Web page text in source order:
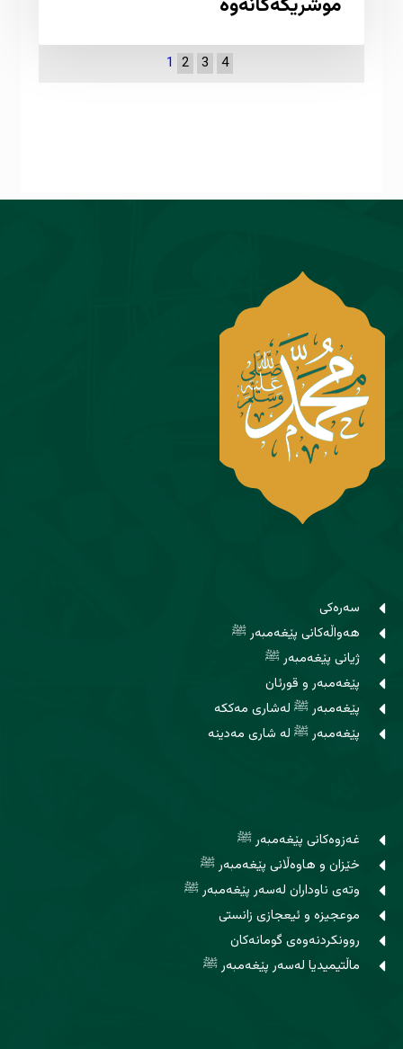
1 2 3 4
سەرەکی
هەواڵەکانی پێغەمبەر ﷺ
ژیانی پێغەمبەر ﷺ
پێغەمبەر و قورئان
پێغەمبەر ﷺ لەشاری مەککە
پێغەمبەر ﷺ لە شاری مەدینە
غەزوەکانی پێغەمبەر ﷺ
خێزان و هاوه‌ڵانی پێغەمبەر ﷺ
وتەی ناوداران لەسەر پێغەمبەر ﷺ
موعجیزە و ئیعجازی زانستی
روونکردنەوەی گومانەکان
ماڵتیمیدیا لەسەر پێغەمبەر ﷺ